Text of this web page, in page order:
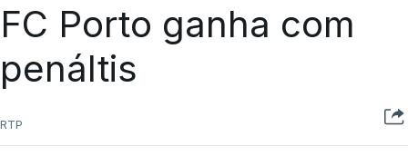
FC Porto ganha com
penáltis
RTP